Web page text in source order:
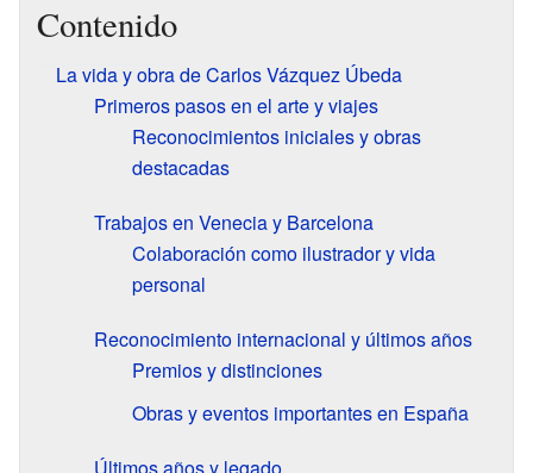
Contenido
La vida y obra de Carlos Vázquez Úbeda
Primeros pasos en el arte y viajes
Reconocimientos iniciales y obras
destacadas
Trabajos en Venecia y Barcelona
Colaboración como ilustrador y vida
personal
Reconocimiento internacional y últimos años
Premios y distinciones
Obras y eventos importantes en España
Últimos años y legado